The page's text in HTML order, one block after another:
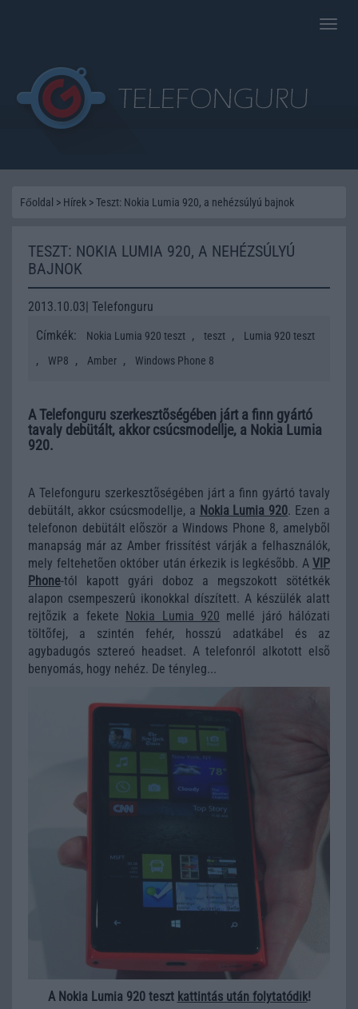
Toggle
Főoldal > Hírek >Teszt: Nokia Lumia 920, a nehézsúlyú bajnok
TESZT: NOKIA LUMIA 920, A NEHÉZSÚLYÚ
BAJNOK
2013.10.03| Telefonguru
Címkék:
Nokia Lumia 920 teszt , teszt , Lumia 920 teszt
, WP8 , Amber , Windows Phone 8
A Telefonguru szerkesztõségében járt a finn gyártó
tavaly debütált, akkor csúcsmodellje, a Nokia Lumia
920.
A Telefonguru szerkesztõségében járt a finn gyártó tavaly
debütált, akkor csúcsmodellje, a Nokia Lumia 920. Ezen a
telefonon debütált elõször a Windows Phone 8, amelybõl
manapság már az Amber frissítést várják a felhasználók,
mely feltehetõen október után érkezik is legkésõbb. A VIP
Phone-tól kapott gyári doboz a megszokott sötétkék
alapon csempeszerû ikonokkal díszített. A készülék alatt
rejtõzik a fekete Nokia Lumia 920 mellé járó hálózati
töltõfej, a szintén fehér, hosszú adatkábel és az
agybadugós sztereó headset. A telefonról alkotott elsõ
benyomás, hogy nehéz. De tényleg...
A Nokia Lumia 920 teszt kattintás után folytatódik!